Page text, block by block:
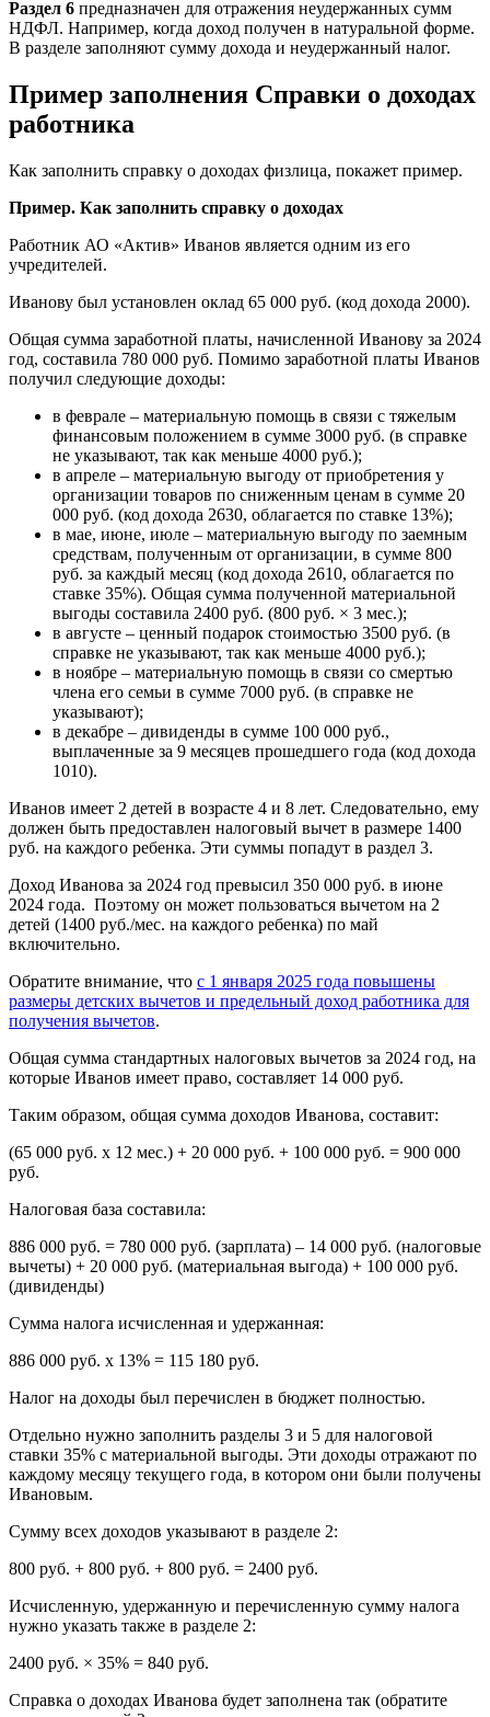
Раздел 6 предназначен для отражения неудержанных сумм
НДФЛ. Например, когда доход получен в натуральной форме.
В разделе заполняют сумму дохода и неудержанный налог.
Пример заполнения Справки о доходах
работника
Как заполнить справку о доходах физлица, покажет пример.
Пример. Как заполнить справку о доходах
Работник АО «Актив» Иванов является одним из его
учредителей.
Иванову был установлен оклад 65 000 руб. (код дохода 2000).
Общая сумма заработной платы, начисленной Иванову за 2024
год, составила 780 000 руб. Помимо заработной платы Иванов
получил следующие доходы:
в феврале – материальную помощь в связи с тяжелым
финансовым положением в сумме 3000 руб. (в справке
не указывают, так как меньше 4000 руб.);
в апреле – материальную выгоду от приобретения у
организации товаров по сниженным ценам в сумме 20
000 руб. (код дохода 2630, облагается по ставке 13%);
в мае, июне, июле – материальную выгоду по заемным
средствам, полученным от организации, в сумме 800
руб. за каждый месяц (код дохода 2610, облагается по
ставке 35%). Общая сумма полученной материальной
выгоды составила 2400 руб. (800 руб. × 3 мес.);
в августе – ценный подарок стоимостью 3500 руб. (в
справке не указывают, так как меньше 4000 руб.);
в ноябре – материальную помощь в связи со смертью
члена его семьи в сумме 7000 руб. (в справке не
указывают);
в декабре – дивиденды в сумме 100 000 руб.,
выплаченные за 9 месяцев прошедшего года (код дохода
1010).
Иванов имеет 2 детей в возрасте 4 и 8 лет. Следовательно, ему
должен быть предоставлен налоговый вычет в размере 1400
руб. на каждого ребенка. Эти суммы попадут в раздел 3.
Доход Иванова за 2024 год превысил 350 000 руб. в июне
2024 года. Поэтому он может пользоваться вычетом на 2
детей (1400 руб./мес. на каждого ребенка) по май
включительно.
Обратите внимание, что с 1 января 2025 года повышены
размеры детских вычетов и предельный доход работника для
получения вычетов.
Общая сумма стандартных налоговых вычетов за 2024 год, на
которые Иванов имеет право, составляет 14 000 руб.
Таким образом, общая сумма доходов Иванова, составит:
(65 000 руб. х 12 мес.) + 20 000 руб. + 100 000 руб. = 900 000
руб.
Налоговая база составила:
886 000 руб. = 780 000 руб. (зарплата) – 14 000 руб. (налоговые
вычеты) + 20 000 руб. (материальная выгода) + 100 000 руб.
(дивиденды)
Сумма налога исчисленная и удержанная:
886 000 руб. x 13% = 115 180 руб.
Налог на доходы был перечислен в бюджет полностью.
Отдельно нужно заполнить разделы 3 и 5 для налоговой
ставки 35% с материальной выгоды. Эти доходы отражают по
каждому месяцу текущего года, в котором они были получены
Ивановым.
Сумму всех доходов указывают в разделе 2:
800 руб. + 800 руб. + 800 руб. = 2400 руб.
Исчисленную, удержанную и перечисленную сумму налога
нужно указать также в разделе 2:
2400 руб. × 35% = 840 руб.
Справка о доходах Иванова будет заполнена так (обратите